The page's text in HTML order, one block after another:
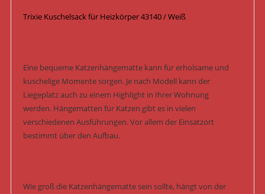
Trixie Kuschelsack für Heizkörper 43140 / Weiß
Eine bequeme Katzenhängematte kann für erholsame und
kuschelige Momente sorgen. Je nach Modell kann der
Liegeplatz auch zu einem Highlight in Ihrer Wohnung
werden. Hängematten für Katzen gibt es in vielen
verschiedenen Ausführungen. Vor allem der Einsatzort
bestimmt über den Aufbau.
Wie groß die Katzenhängematte sein sollte, hängt von der